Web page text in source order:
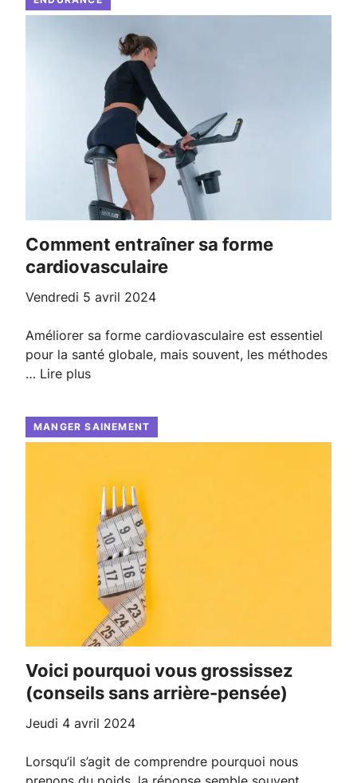
Comment entraîner sa forme
cardiovasculaire
vendredi 5 avril 2024
Améliorer sa forme cardiovasculaire est essentiel
pour la santé globale, mais souvent, les méthodes
… Lire plus
MANGER SAINEMENT
Voici pourquoi vous grossissez
(conseils sans arrière-pensée)
jeudi 4 avril 2024
Lorsqu’il s’agit de comprendre pourquoi nous